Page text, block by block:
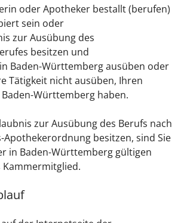
oder Apotheker bestallt (berufen)
sein oder
zur Ausübung des
besitzen und
Baden-Württemberg ausüben oder
Tätigkeit nicht ausüben, Ihren
Württemberg haben.
zur Ausübung des Berufs nach
Apothekerordnung besitzen, sind Sie
in Baden-Württemberg gültigen